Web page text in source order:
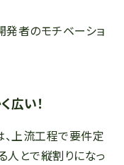
発者のモチベーショ
広い！
上流工程で要件定
人とで縦割りになっ